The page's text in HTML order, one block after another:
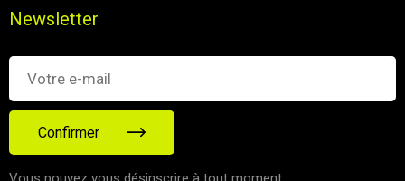
Newsletter
Confirmer